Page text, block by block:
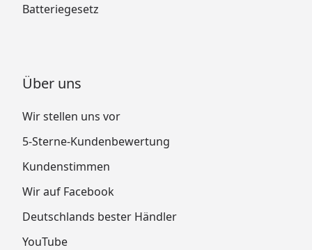
Batteriegesetz
Über uns
Wir stellen uns vor
5-Sterne-Kundenbewertung
Kundenstimmen
Wir auf Facebook
Deutschlands bester Händler
YouTube